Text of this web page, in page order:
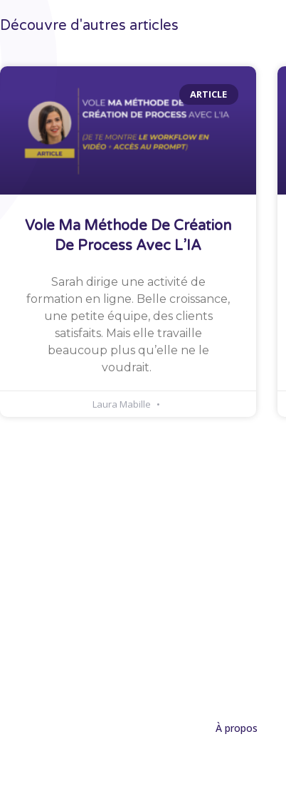
Découvre d'autres articles
ARTICLE
Vole Ma Méthode De Création
De Process Avec L’IA
Sarah dirige une activité de
formation en ligne. Belle croissance,
une petite équipe, des clients
satisfaits. Mais elle travaille
beaucoup plus qu’elle ne le
voudrait.
Laura Mabille
À propos